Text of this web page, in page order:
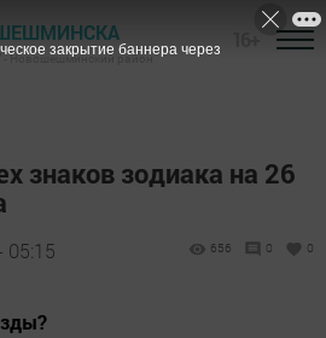
- Новошешминский район
знаков зодиака на 26
05:15 656 0 0
закрытие баннера через